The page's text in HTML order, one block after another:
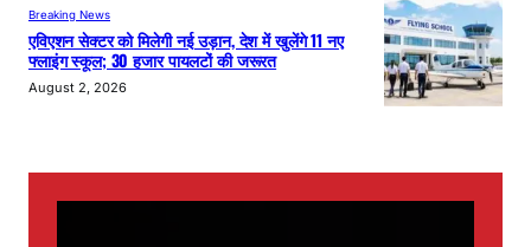
Breaking News
एविएशन सेक्टर को मिलेगी नई उड़ान, देश में खुलेंगे 11 नए
फ्लाइंग स्कूल; 30 हजार पायलटों की जरूरत
August 2, 2026